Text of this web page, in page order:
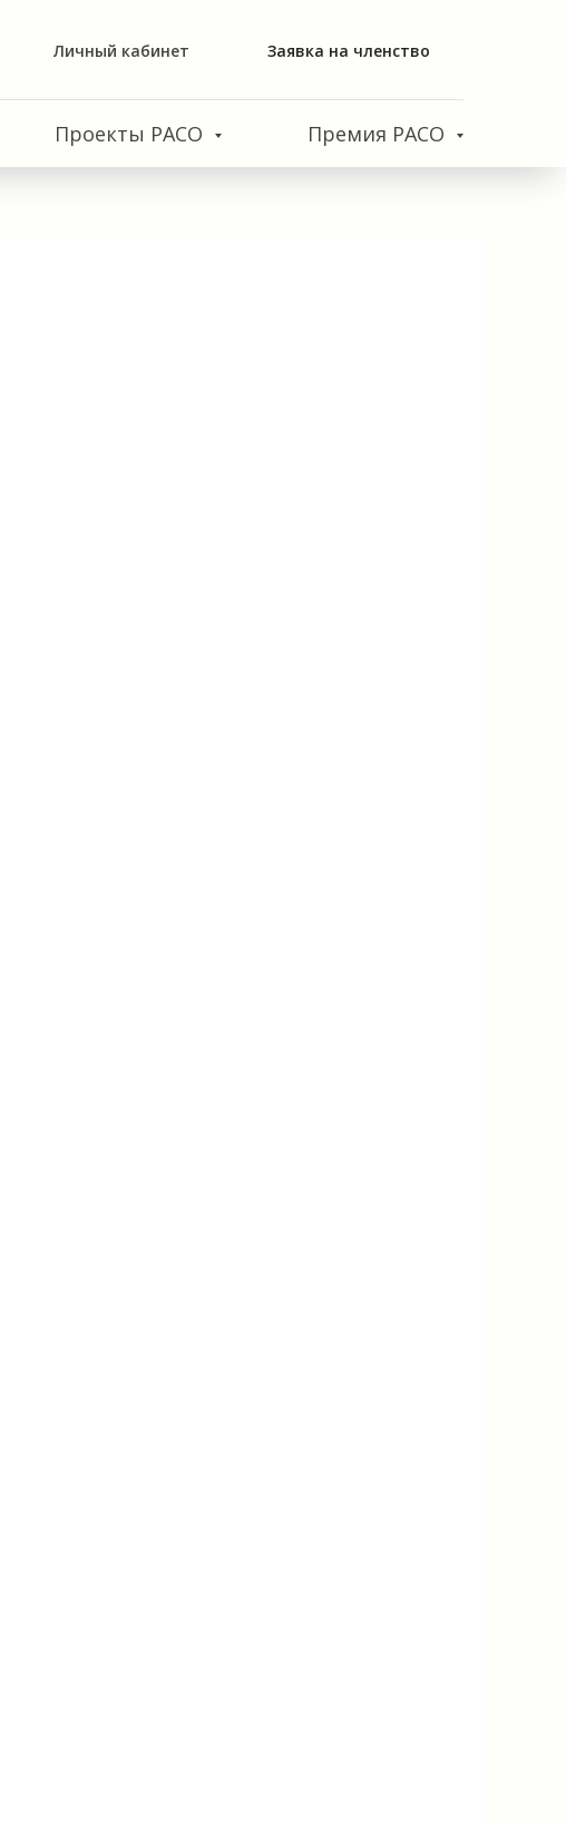
Личный кабинет Заявка на членство
Проекты РАСО Премия РАСО